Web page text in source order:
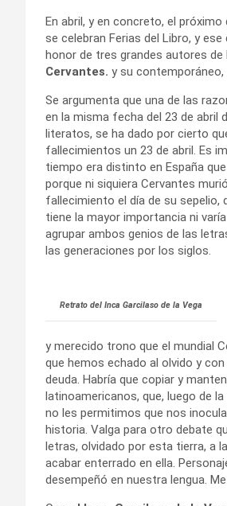
En abril, y en concreto, el
se celebran Ferias del Libro, y
honor de tres grandes autores
Cervantes. y su
Se argumenta que una de las
en la misma fecha del 23 de abril
literatos, se ha dado por cierto
fallecimientos un 23 de abril. Es
tiempo era distinto en España
porque ni siquiera Cervantes
fallecimiento el día de su sepelio,
tiene la mayor importancia ni
agrupar ambos genios de las
las generaciones por los siglos.
Retrato del Inca Garcilaso de la Vega
y merecido trono que el mundial
que hemos echado al olvido y
deuda. Habría que copiar y
latinoamericanos, que, luego de
no les permitimos que nos
historia. Valga para otro debate
letras, olvidado por esta tierra, a
acabar enterrado en ella.
desempeñó en nuestra lengua.